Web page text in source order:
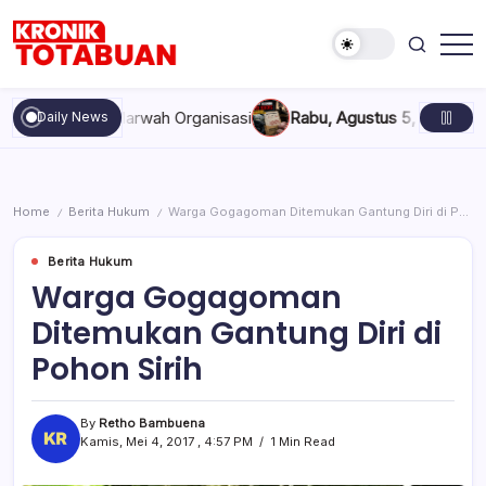
content
Totabuan
hari
ini
Kronik
Daily News
Marwah Organisasi Rabu, Agustus 5, 2026 , 11:44 AM
Home / Berita Hukum / Warga Gogagoman Ditemukan Gantung Diri di Pohon Sirih
Berita Hukum
Warga Gogagoman
Ditemukan Gantung Diri di
Pohon Sirih
By Retho Bambuena
Kamis, Mei 4, 2017 , 4:57 PM
1 Min Read